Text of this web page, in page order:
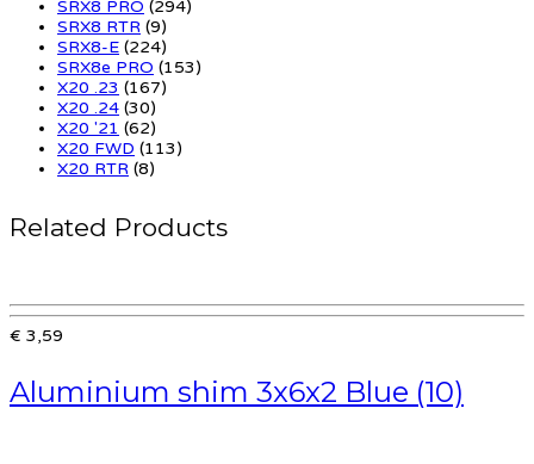
SRX8 PRO (294)
SRX8 RTR (9)
SRX8-E (224)
SRX8e PRO (153)
X20 .23 (167)
X20 .24 (30)
X20 '21 (62)
X20 FWD (113)
X20 RTR (8)
Related Products
€ 3,59
Aluminium shim 3x6x2 Blue (10)